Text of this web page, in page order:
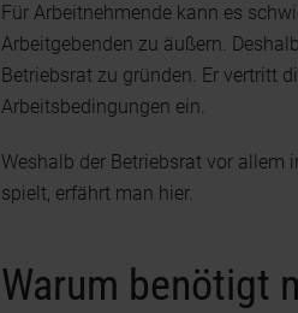
Für Arbeitnehmende kann es
Arbeitgebenden zu äußern.
Betriebsrat zu gründen. Er vertritt
Arbeitsbedingungen ein.
Weshalb der Betriebsrat vor allem
spielt, erfährt man hier.
Warum benötigt